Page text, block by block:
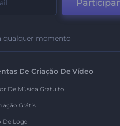
Participar
qualquer momento
De Criação De Vídeo
De Música Gratuito
Grátis
De Logo